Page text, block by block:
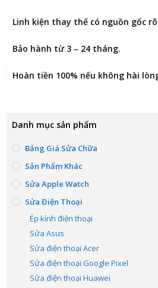
Linh kiện thay thế có nguồn gốc
Bảo hành từ 3 – 24 tháng.
Hoàn tiền 100% nếu không hài
Danh mục sản phẩm
Bảng Giá Sửa Chữa
Sản Phẩm Khác
Sửa Apple Watch
Sửa Điện Thoại
Ép kính điện thoại
Sửa Asus
Sửa điện thoại Acer
Sửa điện thoại Google Pixel
Sửa điện thoại Huawei